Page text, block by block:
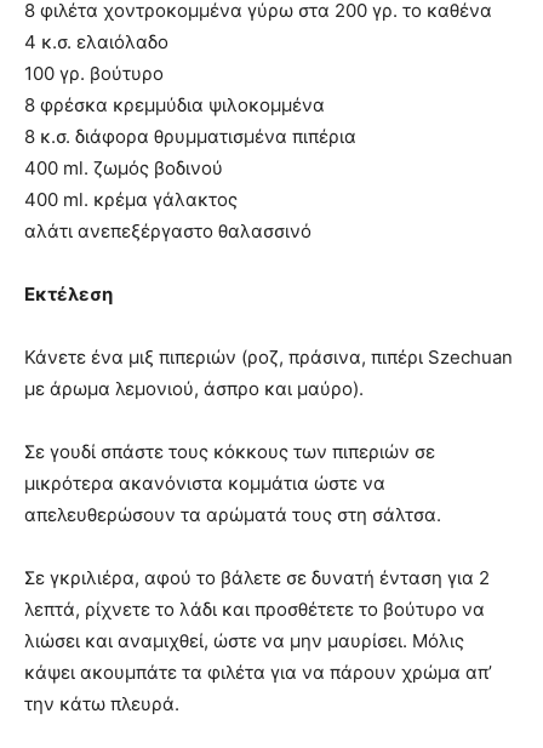
8 φιλέτα χοντροκομμένα γύρω στα 200 γρ. το καθένα
4 κ.σ. ελαιόλαδο
100 γρ. βούτυρο
8 φρέσκα κρεμμύδια ψιλοκομμένα
8 κ.σ. διάφορα θρυμματισμένα πιπέρια
400 ml. ζωμός βοδινού
400 ml. κρέμα γάλακτος
αλάτι ανεπεξέργαστο θαλασσινό
Εκτέλεση
Κάνετε ένα μιξ πιπεριών (ροζ, πράσινα, πιπέρι Szechuan
με άρωμα λεμονιού, άσπρο και μαύρο).
Σε γουδί σπάστε τους κόκκους των πιπεριών σε
μικρότερα ακανόνιστα κομμάτια ώστε να
απελευθερώσουν τα αρώματά τους στη σάλτσα.
Σε γκριλιέρα, αφού το βάλετε σε δυνατή ένταση για 2
λεπτά, ρίχνετε το λάδι και προσθέτετε το βούτυρο να
λιώσει και αναμιχθεί, ώστε να μην μαυρίσει. Μόλις
κάψει ακουμπάτε τα φιλέτα για να πάρουν χρώμα απ’
την κάτω πλευρά.